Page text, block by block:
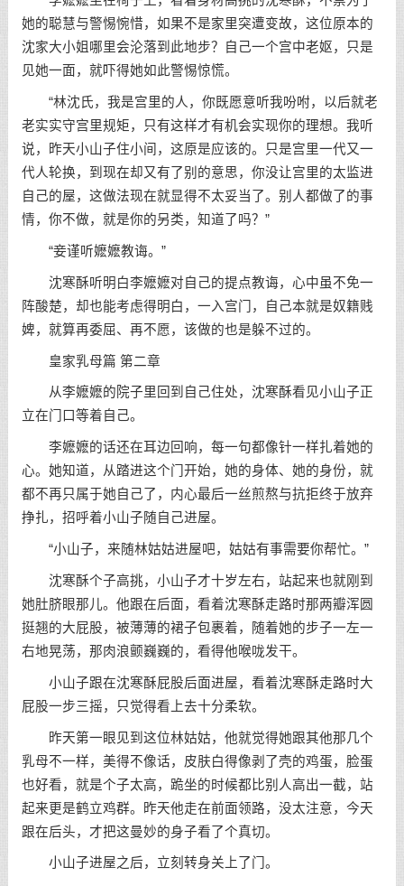
她的聪慧与警惕惋惜，如果不是家里突遭变故，这位原本的
沈家大小姐哪里会沦落到此地步？自己一个宫中老妪，只是
见她一面，就吓得她如此警惕惊慌。
“林沈氏，我是宫里的人，你既愿意听我吩咐，以后就老
老实实守宫里规矩，只有这样才有机会实现你的理想。我听
说，昨天小山子住小间，这原是应该的。只是宫里一代又一
代人轮换，到现在却又有了别的意思，你没让宫里的太监进
自己的屋，这做法现在就显得不太妥当了。别人都做了的事
情，你不做，就是你的另类，知道了吗？”
“妾谨听嬷嬷教诲。”
沈寒酥听明白李嬷嬷对自己的提点教诲，心中虽不免一
阵酸楚，却也能考虑得明白，一入宫门，自己本就是奴籍贱
婢，就算再委屈、再不愿，该做的也是躲不过的。
皇家乳母篇 第二章
从李嬷嬷的院子里回到自己住处，沈寒酥看见小山子正
立在门口等着自己。
李嬷嬷的话还在耳边回响，每一句都像针一样扎着她的
心。她知道，从踏进这个门开始，她的身体、她的身份，就
都不再只属于她自己了，内心最后一丝煎熬与抗拒终于放弃
挣扎，招呼着小山子随自己进屋。
“小山子，来随林姑姑进屋吧，姑姑有事需要你帮忙。”
沈寒酥个子高挑，小山子才十岁左右，站起来也就刚到
她肚脐眼那儿。他跟在后面，看着沈寒酥走路时那两瓣浑圆
挺翘的大屁股，被薄薄的裙子包裹着，随着她的步子一左一
右地晃荡，那肉浪颤巍巍的，看得他喉咙发干。
小山子跟在沈寒酥屁股后面进屋，看着沈寒酥走路时大
屁股一步三摇，只觉得看上去十分柔软。
昨天第一眼见到这位林姑姑，他就觉得她跟其他那几个
乳母不一样，美得不像话，皮肤白得像剥了壳的鸡蛋，脸蛋
也好看，就是个子太高，跪坐的时候都比别人高出一截，站
起来更是鹤立鸡群。昨天他走在前面领路，没太注意，今天
跟在后头，才把这曼妙的身子看了个真切。
小山子进屋之后，立刻转身关上了门。